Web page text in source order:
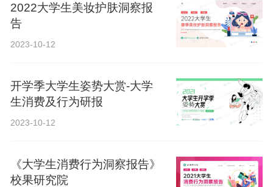
2022大学生美妆护肤洞察报
告
2023-10-12
开学季大学生姿势大赏-大学
生消费及行为研报
2023-10-12
《大学生消费行为洞察报告》
校果研究院